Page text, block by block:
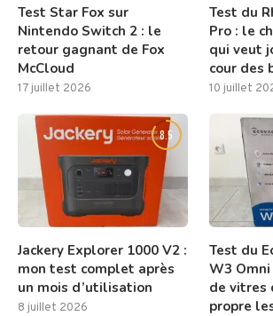
Test Star Fox sur
Nintendo Switch 2 : le
retour gagnant de Fox
McCloud
17 juillet 2026
Test du
Pro : le
qui veut
cour des
10 juillet
8.5
Jackery Explorer 1000 V2 :
mon test complet après
un mois d’utilisation
8 juillet 2026
Test du
W3
de vitres
propre